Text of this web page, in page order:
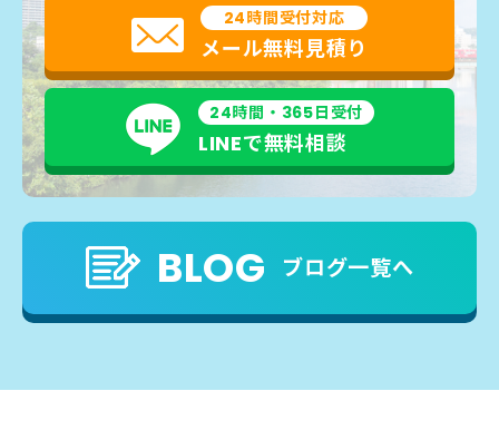
24時間受付対応
メール無料見積り
24時間・365日受付
LINEで無料相談
BLOG ブログ一覧へ